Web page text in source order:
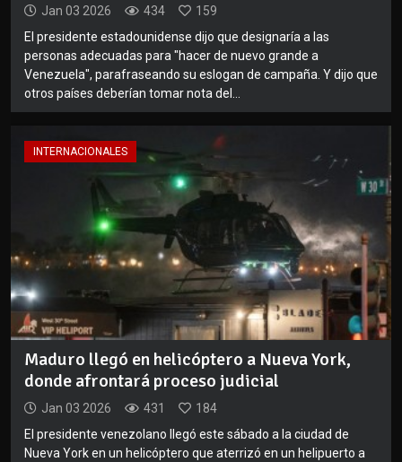
Jan 03 2026 434
159
El presidente estadounidense dijo que designaría a las
personas adecuadas para "hacer de nuevo grande a
Venezuela", parafraseando su eslogan de campaña. Y dijo que
otros países deberían tomar nota del...
INTERNACIONALES
Maduro llegó en helicóptero a Nueva York,
donde afrontará proceso judicial
Jan 03 2026 431
184
El presidente venezolano llegó este sábado a la ciudad de
Nueva York en un helicóptero que aterrizó en un helipuerto a